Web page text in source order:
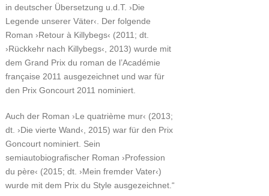
in deutscher Übersetzung u.d.T. ›Die
Legende unserer Väter‹. Der folgende
Roman ›Retour à Killybegs‹ (2011; dt.
›Rückkehr nach Killybegs‹, 2013) wurde mit
dem Grand Prix du roman de l’Académie
française 2011 ausgezeichnet und war für
den Prix Goncourt 2011 nominiert.
Auch der Roman ›Le quatrième mur‹ (2013;
dt. ›Die vierte Wand‹, 2015) war für den Prix
Goncourt nominiert. Sein
semiautobiografischer Roman ›Profession
du père‹ (2015; dt. ›Mein fremder Vater‹)
wurde mit dem Prix du Style ausgezeichnet.“